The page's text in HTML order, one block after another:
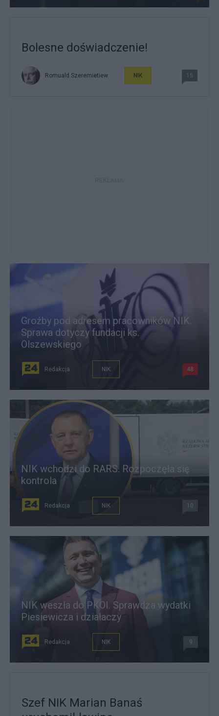
Bolesne doświadczenie!
Romuald Szeremietiew NIK 15
Groźby pod adresem pracowników NIK.
Sprawa dotyczy fundacji ks.
Olszewskiego
Redakcja NIK 48
NIK wchodzi do RARS. Rozpoczęła się
kontrola
Redakcja NIK 10
NIK weszła do PKOI. Sprawdza wydatki
Piesiewicza i działaczy
Redakcja NIK 9
Szef NIK Marian Banaś